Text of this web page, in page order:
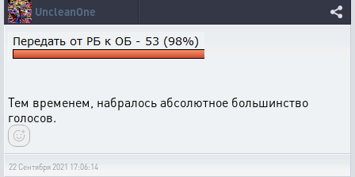
UncleanOne
Тем временем, набралось абсолютное большинство
голосов.
22 Сентября 2021 17:06:14